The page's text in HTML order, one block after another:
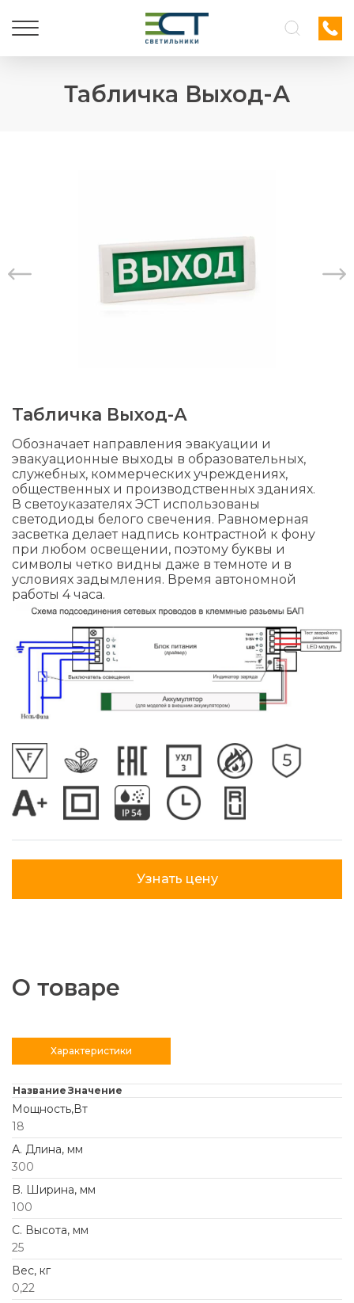
Табличка Выход-А
Табличка Выход-А
Обозначает направления эвакуации и
эвакуационные выходы в образовательных,
служебных, коммерческих учреждениях,
общественных и производственных зданиях.
В светоуказателях ЭСТ использованы
светодиоды белого свечения. Равномерная
засветка делает надпись контрастной к фону
при любом освещении, поэтому буквы и
символы четко видны даже в темноте и в
условиях задымления. Время автономной
работы 4 часа.
Узнать цену
О товаре
Характеристики
Название Значение
Мощность,Вт
18
А. Длина, мм
300
B. Ширина, мм
100
C. Высота, мм
25
Вес, кг
0,22